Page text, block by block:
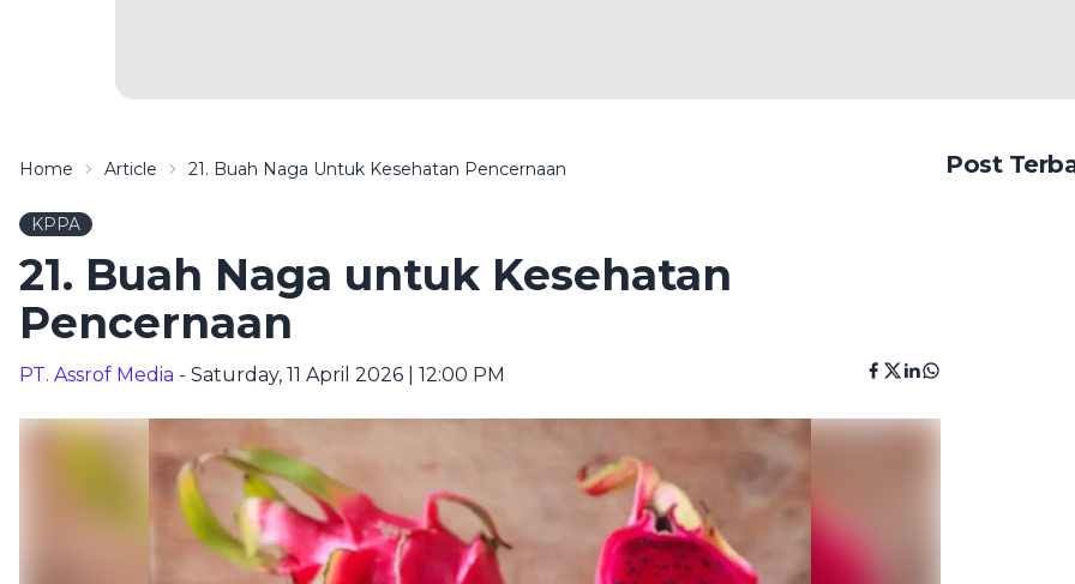
Home Article 21. Buah Naga Untuk Kesehatan Pencernaan
KPPA
21. Buah Naga untuk Kesehatan
Pencernaan
PT. Assrof Media - Saturday, 11 April 2026 | 12:00 PM
Post